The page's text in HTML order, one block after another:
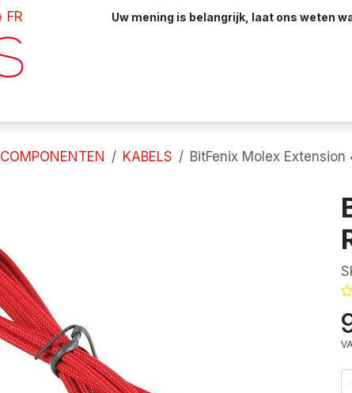
FR Uw mening is belangrijk, laat ons weten
COMPONENTEN KABELS BitFenix Molex